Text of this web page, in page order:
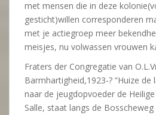
met mensen die in deze
gesticht)willen corresponderen
met je actiegroep meer
meisjes, nu volwassen vrouwen
Fraters der Congregatie van
Barmhartigheid,1923-? “Huize de
naar de jeugdopvoeder de
Salle, staat langs de